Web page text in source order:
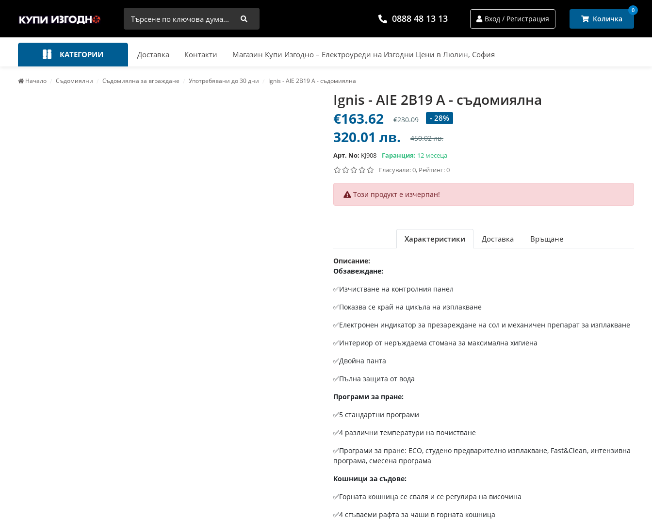
Търси 0888 48 13 13 Вход / Регистрация Количка
0
КАТЕГОРИИ Доставка Контакти Магазин Купи Изгодно – Електроуреди на Изгодни Цени в Люлин, София
Начало Съдомиялни Съдомиялна за вграждане Употребявани до 30 дни Ignis - AIE 2B19 A - съдомиялна
Ignis - AIE 2B19 A - съдомиялна
€163.62
€230.09 - 28%
320.01 лв. 450.02 лв.
Арт. No: KJ908 Гаранция: 12 месеца
Гласували: 0, Рейтинг: 0
Този продукт е изчерпан!
Характеристики Доставка Връщане
Описание:
Обзавеждане:
✅Изчистване на контролния панел
✅Показва се край на цикъла на изплакване
✅Електронен индикатор за презареждане на сол и механичен препарат за изплакване
✅Интериор от неръждаема стомана за максимална хигиена
✅Двойна панта
✅Пълна защита от вода
Програми за пране:
✅5 стандартни програми
✅4 различни температури на почистване
✅Програми за пране: ECO, студено предварително изплакване, Fast&Clean, интензивна
програма, смесена програма
Кошници за съдове:
✅Горната кошница се сваля и се регулира на височина
✅4 сгъваеми рафта за чаши в горната кошница